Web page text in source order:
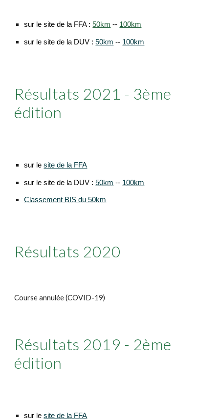
sur le site de la FFA :50km -- 100km
sur le site de la DUV :50km -- 100km
Résultats 2021 - 3ème
édition
sur lesite de la FFA
sur le site de la DUV :50km -- 100km
Classement BIS du 50km
Résultats 2020
Course annulée (COVID-19)
Résultats 2019 - 2ème
édition
sur lesite de la FFA